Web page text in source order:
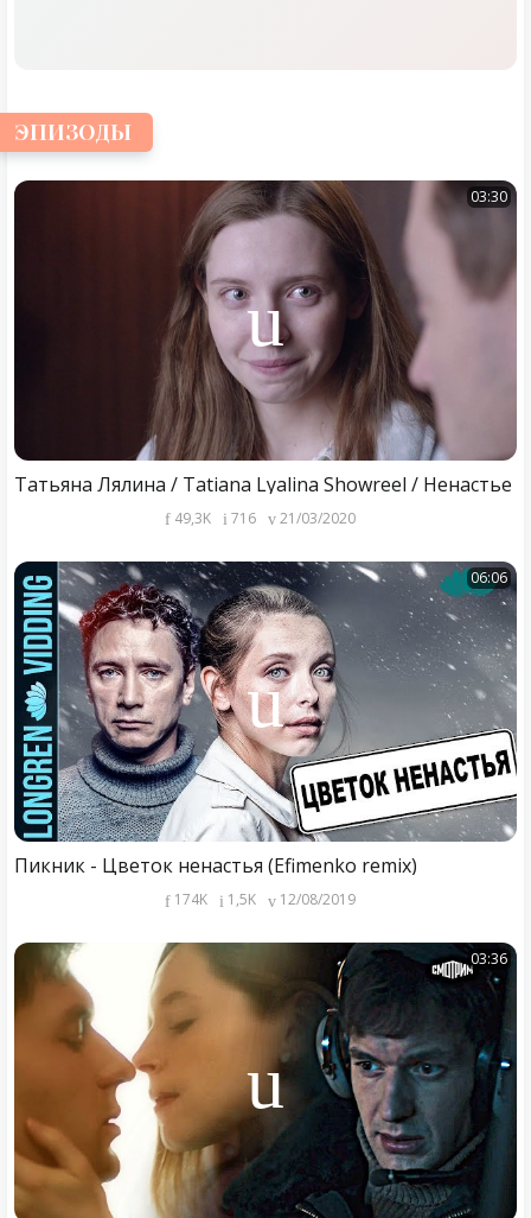
ЭПИЗОДЫ
03:30
Татьяна Лялина / Tatiana Lyalina Showreel / Ненастье
49,3K 716 21/03/2020
06:06
Пикник - Цветок ненастья (Efimenko remix)
174K 1,5K 12/08/2019
03:36